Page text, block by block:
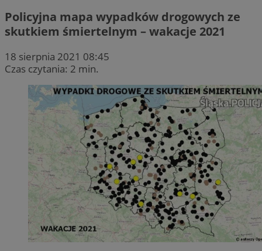
Policyjna mapa wypadków drogowych ze
skutkiem śmiertelnym – wakacje 2021
18 sierpnia 2021 08:45
Czas czytania: 2 min.